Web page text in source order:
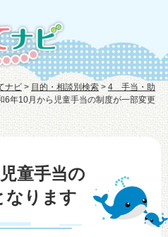
ナビ >目的・相談別検索>4 手当・助
6年10月から児童手当の制度が一部変更
童手当の
なります